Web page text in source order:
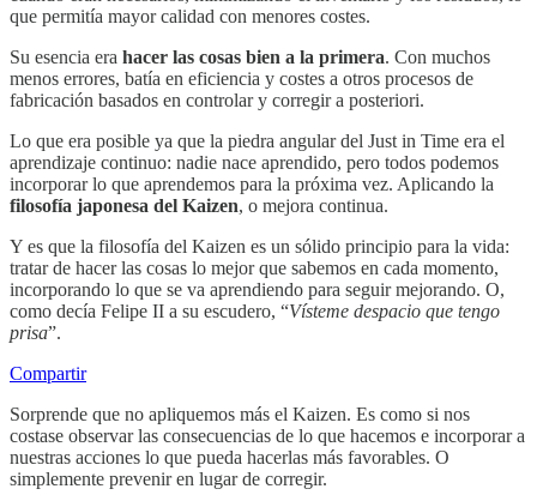
que permitía mayor calidad con menores costes.
Su esencia era hacer las cosas bien a la primera. Con muchos
menos errores, batía en eficiencia y costes a otros procesos de
fabricación basados en controlar y corregir a posteriori.
Lo que era posible ya que la piedra angular del Just in Time era el
aprendizaje continuo: nadie nace aprendido, pero todos podemos
incorporar lo que aprendemos para la próxima vez. Aplicando la
filosofía japonesa del Kaizen, o mejora continua.
Y es que la filosofía del Kaizen es un sólido principio para la vida:
tratar de hacer las cosas lo mejor que sabemos en cada momento,
incorporando lo que se va aprendiendo para seguir mejorando. O,
como decía Felipe II a su escudero, “Vísteme despacio que tengo
prisa”.
Compartir
Sorprende que no apliquemos más el Kaizen. Es como si nos
costase observar las consecuencias de lo que hacemos e incorporar a
nuestras acciones lo que pueda hacerlas más favorables. O
simplemente prevenir en lugar de corregir.